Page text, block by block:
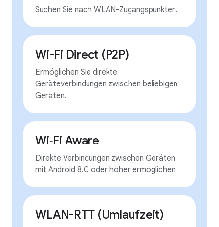
Suchen Sie nach WLAN-Zugangspunkten.
Wi-Fi Direct (P2P)
Ermöglichen Sie direkte
Geräteverbindungen zwischen beliebigen
Geräten.
Wi‑Fi Aware
Direkte Verbindungen zwischen Geräten
mit Android 8.0 oder höher ermöglichen
WLAN-RTT (Umlaufzeit)